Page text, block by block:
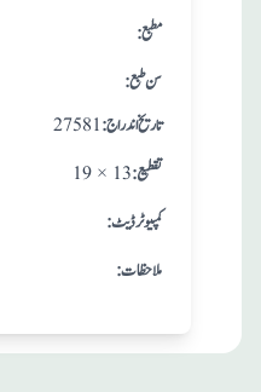
:مطبع
: سن طبع
27581 : تاريخ اندراج
19 × 13 :تقطيع
:کمپیوٹر ڈیٹ
:ملاحظات